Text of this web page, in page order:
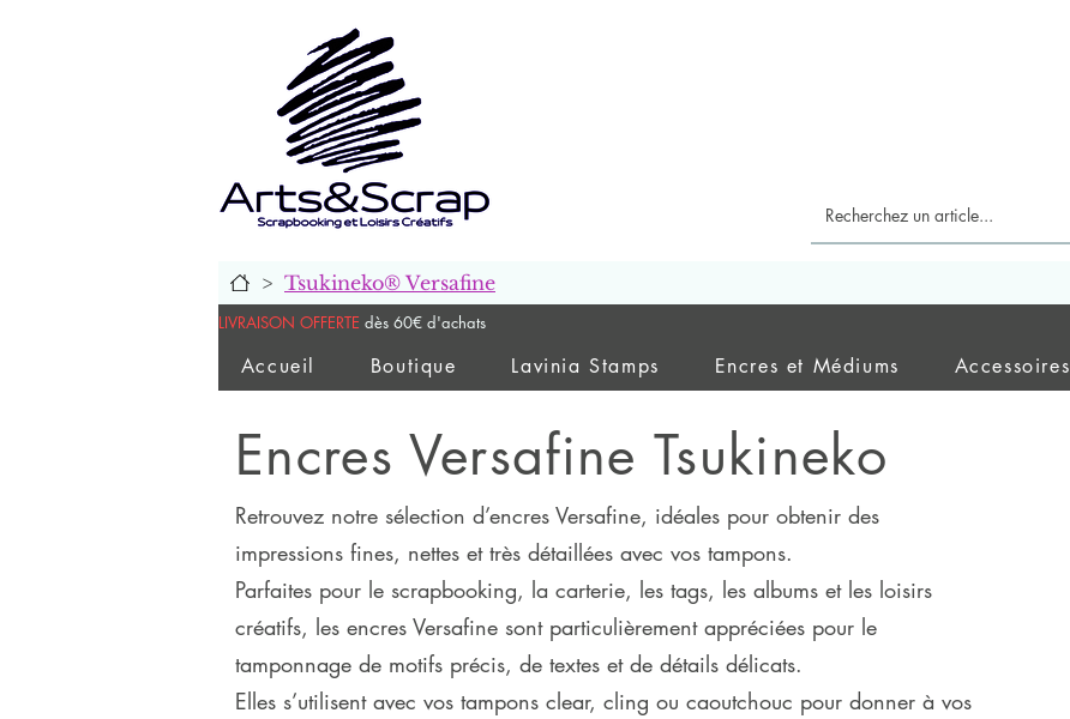
> Tsukineko® Versafine
LIVRAISON OFFERTE dès 60€ d'achats
Accueil Boutique Lavinia Stamps Encres et Médiums Accessoires
Encres Versafine Tsukineko
Retrouvez notre sélection d’encres Versafine, idéales pour obtenir des
impressions fines, nettes et très détaillées avec vos tampons.
Parfaites pour le scrapbooking, la carterie, les tags, les albums et les loisirs
créatifs, les encres Versafine sont particulièrement appréciées pour le
tamponnage de motifs précis, de textes et de détails délicats.
Elles s’utilisent avec vos tampons clear, cling ou caoutchouc pour donner à vos